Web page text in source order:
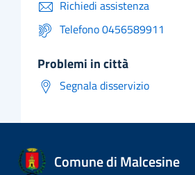
Richiedi assistenza
Telefono 0456589911
problemi in città
Segnala disservizio
Comune di Malcesine